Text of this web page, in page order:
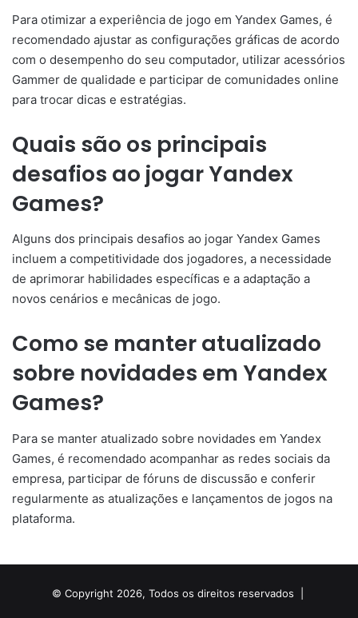
Para otimizar a experiência de jogo em Yandex Games, é
recomendado ajustar as configurações gráficas de acordo
com o desempenho do seu computador, utilizar acessórios
Gammer de qualidade e participar de comunidades online
para trocar dicas e estratégias.
Quais são os principais
desafios ao jogar Yandex
Games?
Alguns dos principais desafios ao jogar Yandex Games
incluem a competitividade dos jogadores, a necessidade
de aprimorar habilidades específicas e a adaptação a
novos cenários e mecânicas de jogo.
Como se manter atualizado
sobre novidades em Yandex
Games?
Para se manter atualizado sobre novidades em Yandex
Games, é recomendado acompanhar as redes sociais da
empresa, participar de fóruns de discussão e conferir
regularmente as atualizações e lançamentos de jogos na
plataforma.
© Copyright 2026, Todos os direitos reservados |